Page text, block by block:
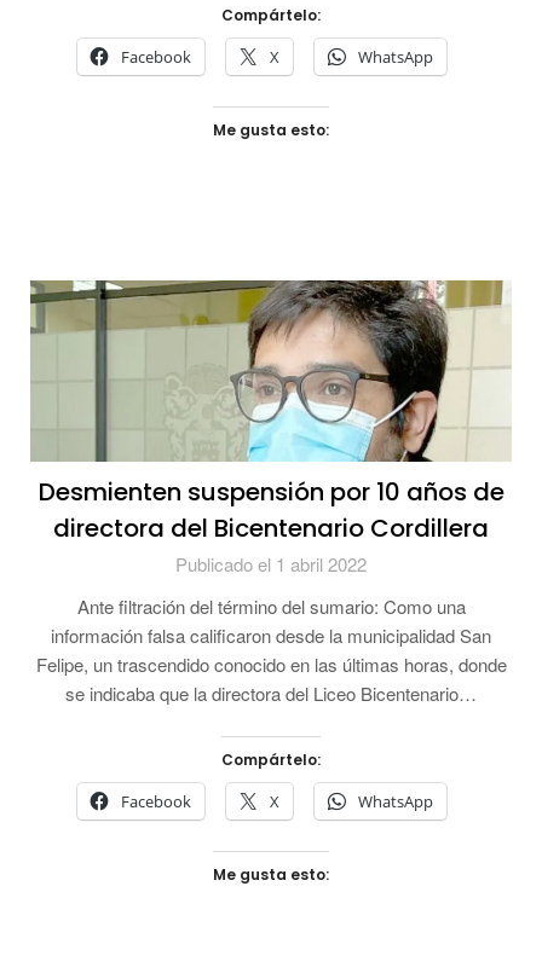
Compártelo:
Facebook X WhatsApp
Me gusta esto:
Desmienten suspensión por 10 años de
directora del Bicentenario Cordillera
Publicado el 1 abril 2022
Ante filtración del término del sumario: Como una
información falsa calificaron desde la municipalidad San
Felipe, un trascendido conocido en las últimas horas, donde
se indicaba que la directora del Liceo Bicentenario…
Compártelo:
Facebook X WhatsApp
Me gusta esto: